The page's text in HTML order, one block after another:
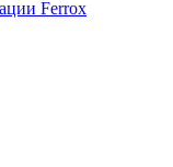
Ferrox